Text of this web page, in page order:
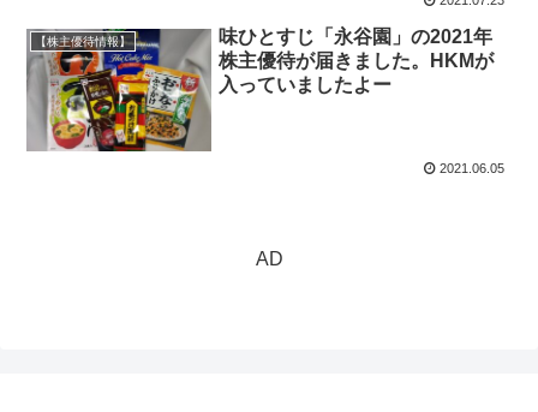
【株主優待情報】
味ひとすじ「永谷園」の2021年
株主優待が届きました。HKMが
入っていましたよー
2021.06.05
AD